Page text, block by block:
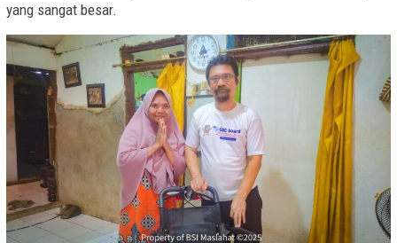
yang sangat besar.